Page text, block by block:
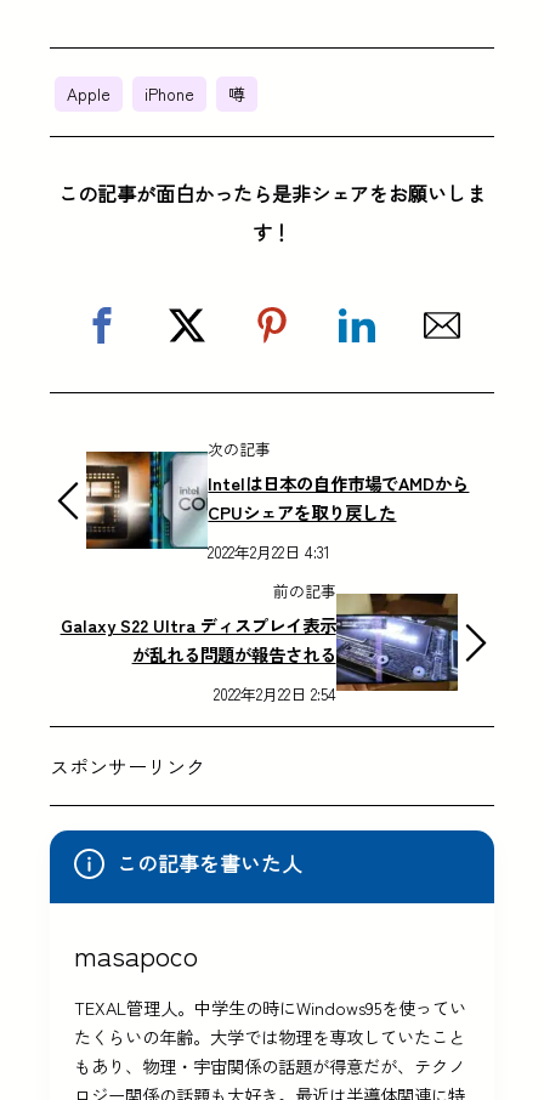
Apple iPhone 噂
この記事が面白かったら是非シェアをお願いしま
す！
次の記事
Intelは日本の自作市場でAMDから
CPUシェアを取り戻した
2022年2月22日 4:31
前の記事
Galaxy S22 Ultra ディスプレイ表示
が乱れる問題が報告される
2022年2月22日 2:54
スポンサーリンク
この記事を書いた人
masapoco
TEXAL管理人。中学生の時にWindows95を使ってい
たくらいの年齢。大学では物理を専攻していたこと
もあり、物理・宇宙関係の話題が得意だが、テクノ
ロジー関係の話題も大好き。最近は半導体関連に特